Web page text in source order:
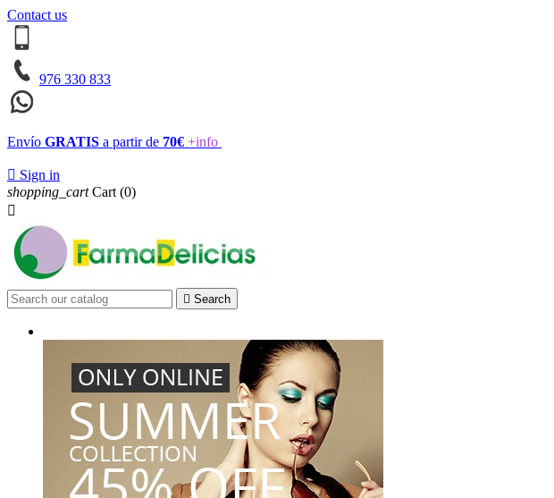
Contact us
976 330 833
Envío GRATIS a partir de 70€ +info
 Sign in
shopping_cart Cart (0)

 Search